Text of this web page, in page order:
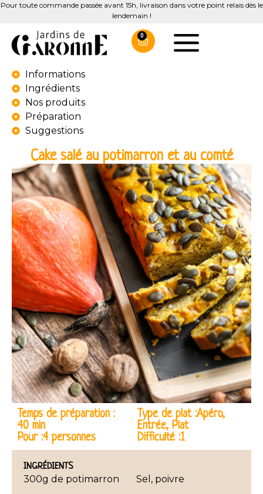
Pour toute commande passée avant 15h, livraison dans votre point relais dès le
lendemain !
0
Informations
Ingrédients
Nos produits
Préparation
Suggestions
Cake salé au potimarron et au comté
Temps de préparation :
40 min
Pour :4 personnes
Type de plat :Apéro,
Entrée, Plat
Difficulté :1
INGRÉDIENTS
300g de potimarron Sel, poivre